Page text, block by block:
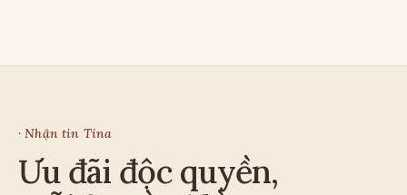
· Nhận tin Tina
Ưu đãi độc quyền,